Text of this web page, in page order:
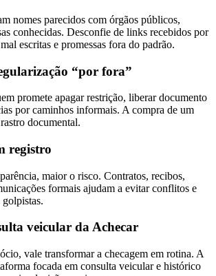
nomes parecidos com órgãos públicos,
conhecidas. Desconfie de links recebidos por
escritas e promessas fora do padrão.
“por fora”
promete apagar restrição, liberar documento
por caminhos informais. A compra de um
documental.
registro
maior o risco. Contratos, recibos,
formais ajudam a evitar conflitos e
veicular da Achecar
vale transformar a checagem em rotina. A
focada em consulta veicular e histórico